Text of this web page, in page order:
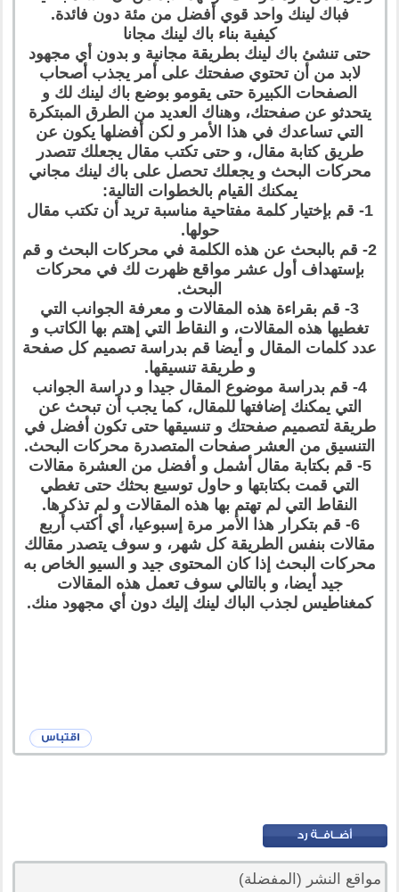
فباك لينك واحد قوي أفضل من مئة دون فائدة.
كيفية بناء باك لينك مجانا
حتى تنشئ باك لينك بطريقة مجانية و بدون أي مجهود
لابد من أن تحتوي صفحتك على أمر يجذب أصحاب
الصفحات الكبيرة حتى يقومو بوضع باك لينك لك و
يتحدثو عن صفحتك، وهناك العديد من الطرق المبتكرة
التي تساعدك في هذا الأمر و لكن أفضلها يكون عن
طريق كتابة مقال، و حتى تكتب مقال يجعلك تتصدر
محركات البحث و يجعلك تحصل على باك لينك مجاني
يمكنك القيام بالخطوات التالية:
1- قم بإختيار كلمة مفتاحية مناسبة تريد أن تكتب مقال
حولها.
2- قم بالبحث عن هذه الكلمة في محركات البحث و قم
بإستهداف أول عشر مواقع ظهرت لك في محركات
البحث.
3- قم بقراءة هذه المقالات و معرفة الجوانب التي
تغطيها هذه المقالات، و النقاط التي إهتم بها الكاتب و
عدد كلمات المقال و أيضا قم بدراسة تصميم كل صفحة
و طريقة تنسيقها.
4- قم بدراسة موضوع المقال جيدا و دراسة الجوانب
التي يمكنك إضافتها للمقال، كما يجب أن تبحث عن
طريقة لتصميم صفحتك و تنسيقها حتى تكون أفضل في
التنسيق من العشر صفحات المتصدرة محركات البحث.
5- قم بكتابة مقال أشمل و أفضل من العشرة مقالات
التي قمت بكتابتها و حاول توسيع بحثك حتى تغطي
النقاط التي لم تهتم بها هذه المقالات و لم تذكرها.
6- قم بتكرار هذا الأمر مرة إسبوعيا، أي أكتب أربع
مقالات بنفس الطريقة كل شهر، و سوف يتصدر مقالك
محركات البحث إذا كان المحتوى جيد و السيو الخاص به
جيد أيضا، و بالتالي سوف تعمل هذه المقالات
كمغناطيس لجذب الباك لينك إليك دون أي مجهود منك.
مواقع النشر (المفضلة)